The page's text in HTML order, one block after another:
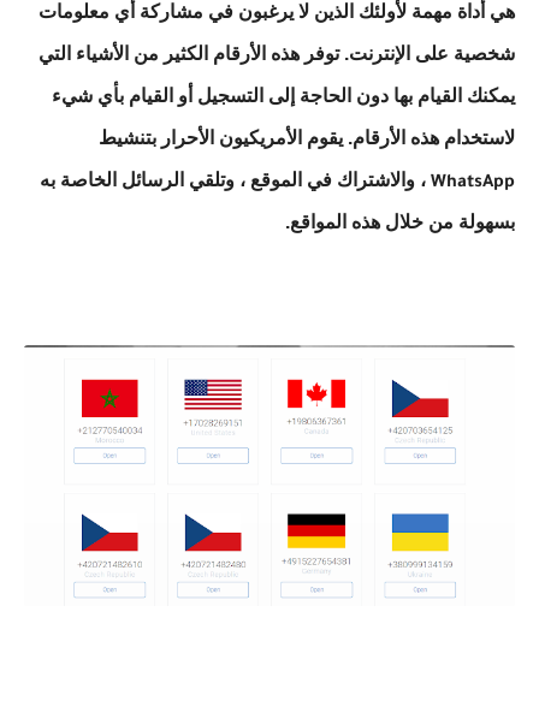
هي أداة مهمة لأولئك الذين لا يرغبون في مشاركة أي معلومات
شخصية على الإنترنت. توفر هذه الأرقام الكثير من الأشياء التي
يمكنك القيام بها دون الحاجة إلى التسجيل أو القيام بأي شيء
لاستخدام هذه الأرقام. يقوم الأمريكيون الأحرار بتنشيط
WhatsApp ، والاشتراك في الموقع ، وتلقي الرسائل الخاصة به
بسهولة من خلال هذه المواقع.